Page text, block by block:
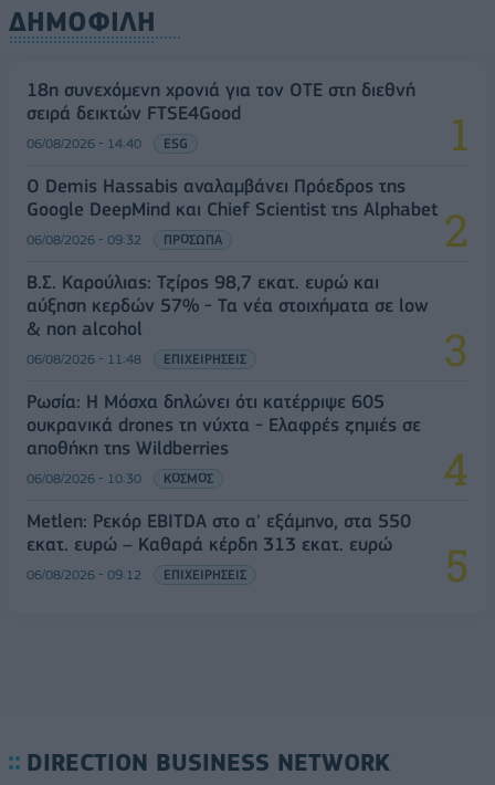
ΔΗΜΟΦΙΛΗ
18η συνεχόμενη χρονιά για τον ΟΤΕ στη διεθνή
σειρά δεικτών FTSE4Good
06/08/2026 - 14:40 ESG
Ο Demis Hassabis αναλαμβάνει Πρόεδρος της
Google DeepMind και Chief Scientist της Alphabet
06/08/2026 - 09:32 ΠΡΟΣΩΠΑ
Β.Σ. Καρούλιας: Τζίρος 98,7 εκατ. ευρώ και
αύξηση κερδών 57% - Τα νέα στοιχήματα σε low
& non alcohol
06/08/2026 - 11:48 ΕΠΙΧΕΙΡΗΣΕΙΣ
Ρωσία: Η Μόσχα δηλώνει ότι κατέρριψε 605
ουκρανικά drones τη νύχτα - Ελαφρές ζημιές σε
αποθήκη της Wildberries
06/08/2026 - 10:30 ΚΟΣΜΟΣ
Metlen: Ρεκόρ EBITDA στο α' εξάμηνο, στα 550
εκατ. ευρώ – Καθαρά κέρδη 313 εκατ. ευρώ
06/08/2026 - 09:12 ΕΠΙΧΕΙΡΗΣΕΙΣ
DIRECTION BUSINESS NETWORK